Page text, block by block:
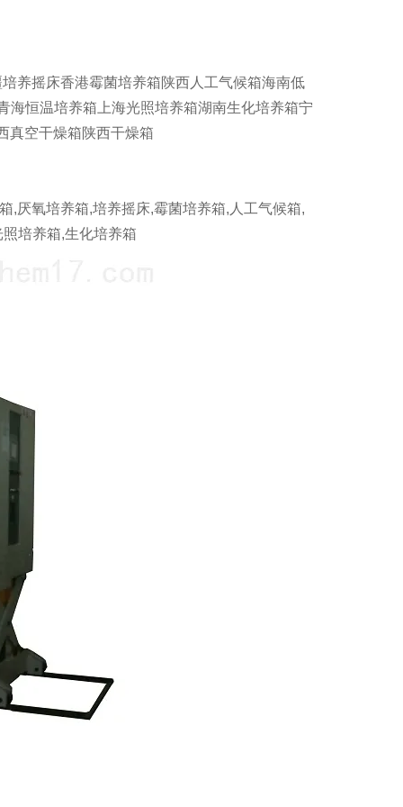
养摇床香港霉菌培养箱陕西人工气候箱海南低
海恒温培养箱上海光照培养箱湖南生化培养箱宁
真空干燥箱陕西干燥箱
,厌氧培养箱,培养摇床,霉菌培养箱,人工气候箱,
培养箱,生化培养箱